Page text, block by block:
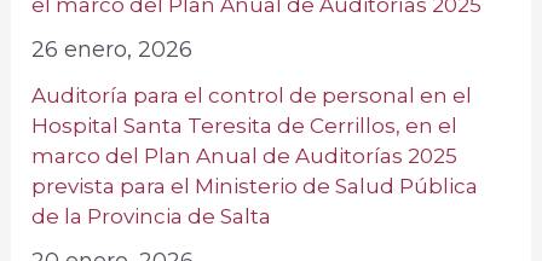
el marco del Plan Anual de Auditorías 2025
26 enero, 2026
Auditoría para el control de personal en el
Hospital Santa Teresita de Cerrillos, en el
marco del Plan Anual de Auditorías 2025
prevista para el Ministerio de Salud Pública
de la Provincia de Salta